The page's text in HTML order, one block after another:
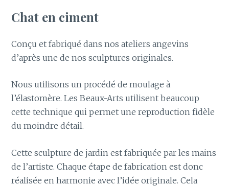
Chat en ciment
Conçu et fabriqué dans nos ateliers angevins
d’après une de nos sculptures originales.
Nous utilisons un procédé de moulage à
l’élastomère. Les Beaux-Arts utilisent beaucoup
cette technique qui permet une reproduction fidèle
du moindre détail.
Cette sculpture de jardin est fabriquée par les mains
de l’artiste. Chaque étape de fabrication est donc
réalisée en harmonie avec l’idée originale. Cela